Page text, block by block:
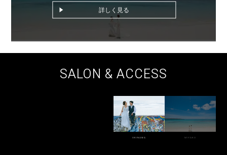
詳しく見る
SALON & ACCESS
OKINAWA MIYAKO